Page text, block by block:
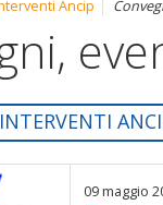
Ancip
09 maggio